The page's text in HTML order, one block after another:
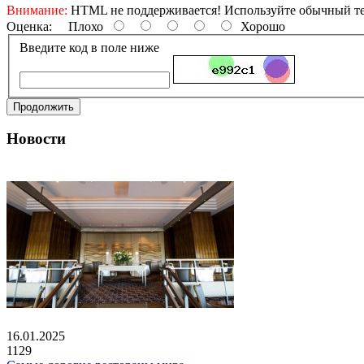
Внимание: HTML не поддерживается! Используйте обычный
Оценка: Плохо
Хорошо
Введите код в поле ниже
Продолжить
Новости
16.01.2025
1129